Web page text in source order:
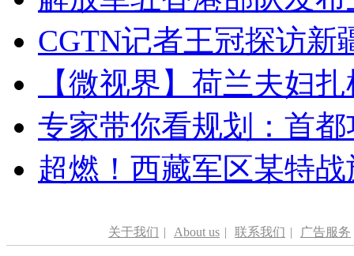
CGTN记者王冠探访新
【微视界】荷兰夫妇
专家带你看规划：首
超燃！西藏军区某特
关于我们 | About us | 联系我们 | 广告服务